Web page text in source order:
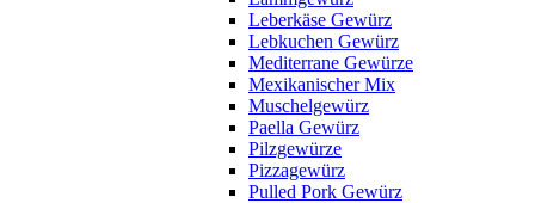
Leberkäse Gewürz
Lebkuchen Gewürz
Mediterrane Gewürze
Mexikanischer Mix
Muschelgewürz
Paella Gewürz
Pilzgewürze
Pizzagewürz
Pulled Pork Gewürz